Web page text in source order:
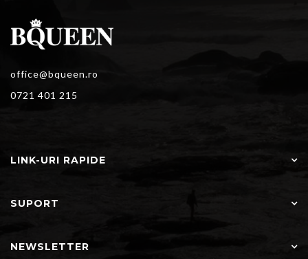
office@bqueen.ro
0721 401 215
LINK-URI RAPIDE
SUPORT
NEWSLETTER